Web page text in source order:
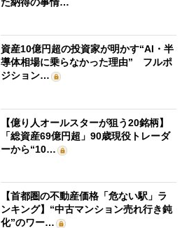
資産10億円超の投資家が明かす“AI・半
導体相場に乗らなかった理由” フルポ
ジション…
【億り人オールスターが狙う20銘柄】
「総資産69億円超」90歳現役トレーダ
ーから“10…
【首都圏の不動産価格「危ない駅」ラ
ンキング】“中古マンション売れ行き鈍
化”のワー…